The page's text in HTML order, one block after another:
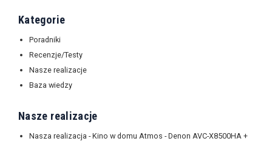
Kategorie
Poradniki
Recenzje/Testy
Nasze realizacje
Baza wiedzy
Nasze realizacje
Nasza realizacja - Kino w domu Atmos - Denon AVC-X8500HA +